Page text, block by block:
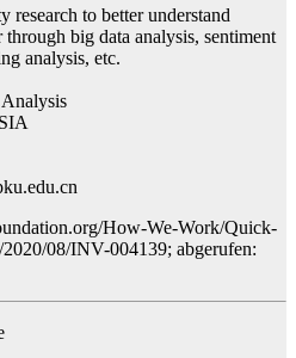
research to better understand
big data analysis, sentiment
analysis, etc.
How-We-Work/Quick-
08/INV-004139; abgerufen: